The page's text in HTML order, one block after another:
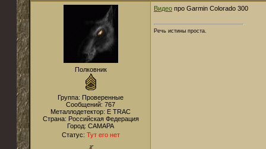
Полковник
Группа: Проверенные
Сообщений: 767
Металлодетектор: E TRAC
Страна: Российская Федерация
Город: САМАРА
Статус: Тут его нет
Видео про Garmin Colorado 300
Речь истины проста.